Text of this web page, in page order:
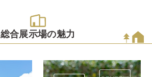
総合展示場の魅力